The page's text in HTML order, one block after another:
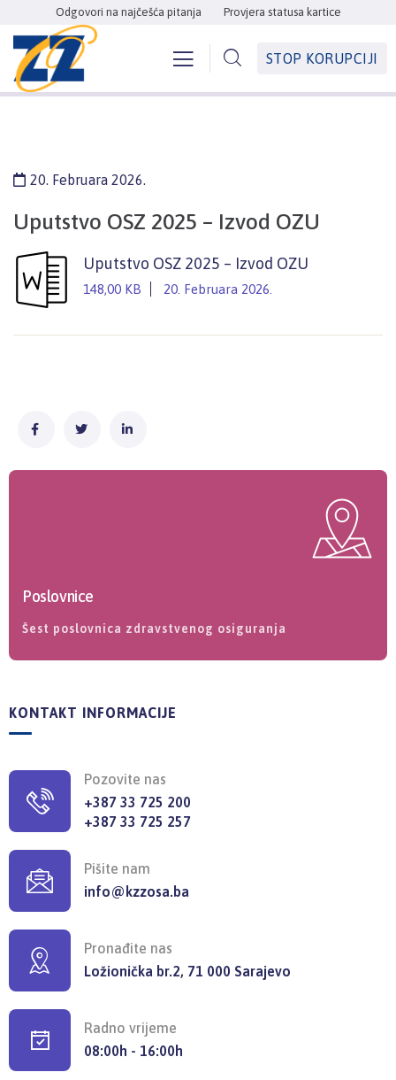
Odgovori na najčešća pitanja Provjera statusa kartice
STOP KORUPCIJI
20. Februara 2026.
Uputstvo OSZ 2025 – Izvod OZU
Uputstvo OSZ 2025 – Izvod OZU
148,00 KB 20. Februara 2026.
Poslovnice
Šest poslovnica zdravstvenog osiguranja
KONTAKT INFORMACIJE
Pozovite nas
+387 33 725 200
+387 33 725 257
Pišite nam
info@kzzosa.ba
Pronađite nas
Ložionička br.2, 71 000 Sarajevo
Radno vrijeme
08:00h - 16:00h